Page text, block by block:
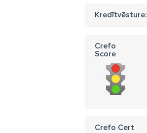
Kredītvēsture:
Crefo
Score
Crefo Cert